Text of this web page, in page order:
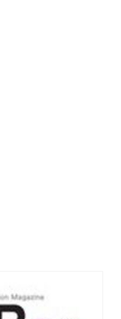
의 사진을 공개